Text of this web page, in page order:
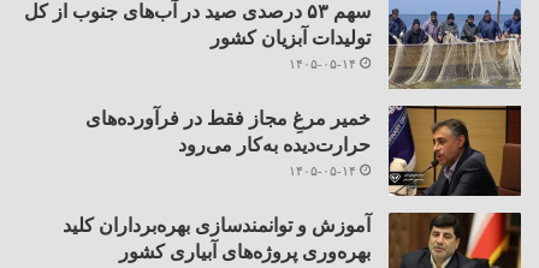
سهم ۵۳ درصدی صید در آب‌های جنوب از کل
تولیدات آبزیان کشور
۱۴۰۵-۰۵-۱۴
خمیر مرغِ مجاز فقط در فرآورده‌های
حرارت‌دیده به‌کار می‌رود
۱۴۰۵-۰۵-۱۴
آموزش و توانمندسازی بهره‌برداران کلید
بهره‌وری پروژه‌های آبیاری کشور